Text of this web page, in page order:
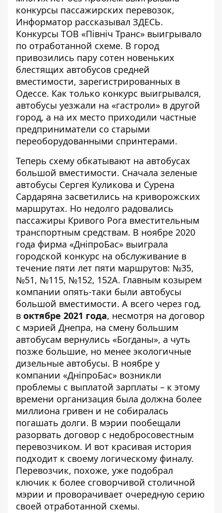
конкурсы пассажирских перевозок,
Информатор рассказывал ЗДЕСЬ.
Конкурсы ТОВ «Північ Транс» выигрывало
по отработанной схеме. В город
привозились пару сотен новеньких
блестящих автобусов средней
вместимости, зарегистрированных в
Одессе. Как только конкурс выигрывался,
автобусы уезжали на «гастроли» в другой
город, а на их место приходили частные
предприниматели со старыми
переоборудованными спринтерами.
Теперь схему обкатывают на автобусах
большой вместимости. Сначала зеленые
автобусы Сергея Куликова и Сурена
Сардаряна засветились на криворожских
маршрутах. Но недолго радовались
пассажиры Кривого Рога вместительным
транспортным средствам. В ноябре 2020
года фирма «ДніпроБас» выиграла
городской конкурс на обслуживание в
течение пяти лет пяти маршрутов: №35,
№51, №115, №152, 152А. Главным козырем
компании опять-таки были автобусы
большой вместимости. А всего через год,
в октябре 2021 года, несмотря на договор
с мэрией Днепра, на смену большим
автобусам вернулись «Богданы», а чуть
позже большие, но менее экологичные
дизельные автобусы. В ноябре у
компании «ДніпроБас» возникли
проблемы с выплатой зарплаты – к этому
времени организация была должна более
миллиона гривен и не собиралась
погашать долги. В мэрии пообещали
разорвать договор с недобросовестным
перевозчиком. И вот красивая история
подходит к своему логическому финалу.
Перевозчик, похоже, уже подобрал
ключик к более сговорчивой столичной
мэрии и проворачивает очередную серию
своей отработанной схемы.